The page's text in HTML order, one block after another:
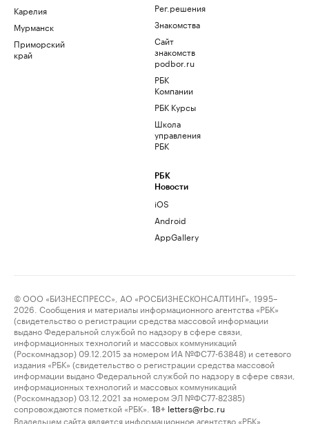
Карелия
Мурманск
Приморский
край
Рег.решения
Знакомства
Сайт
знакомств
podbor.ru
РБК
Компании
РБК Курсы
Школа
управления
РБК
РБК
Новости
iOS
Android
AppGallery
© ООО «БИЗНЕСПРЕСС», АО «РОСБИЗНЕСКОНСАЛТИНГ», 1995–
2026. Сообщения и материалы информационного агентства «РБК»
(свидетельство о регистрации средства массовой информации
выдано Федеральной службой по надзору в сфере связи,
информационных технологий и массовых коммуникаций
(Роскомнадзор) 09.12.2015 за номером ИА №ФС77-63848) и сетевого
издания «РБК» (свидетельство о регистрации средства массовой
информации выдано Федеральной службой по надзору в сфере связи,
информационных технологий и массовых коммуникаций
(Роскомнадзор) 03.12.2021 за номером ЭЛ №ФС77-82385)
сопровождаются пометкой «РБК».
18+ letters@rbc.ru
Владельцем сайта является информационное агентство «РБК».